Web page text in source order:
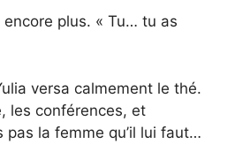
plus. « Tu… tu as
versa calmement le thé.
les conférences, et
pas la femme qu’il lui faut…